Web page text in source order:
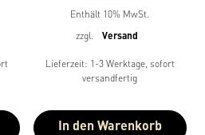
Enthält 10% MwSt.
zzgl.
Versand
Lieferzeit: 1-3 Werktage, sofort
versandfertig
In den Warenkorb